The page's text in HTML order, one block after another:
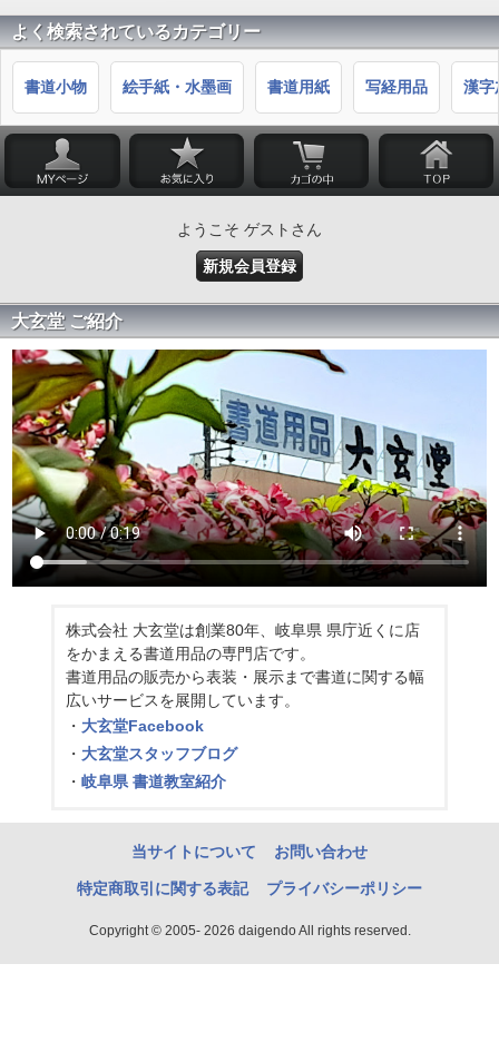
よく検索されているカテゴリー
書道小物 絵手紙・水墨画 書道用紙 写経用品 漢字
ようこそ ゲストさん
新規会員登録
大玄堂 ご紹介
株式会社 大玄堂は創業80年、岐阜県 県庁近くに店
をかまえる書道用品の専門店です。
書道用品の販売から表装・展示まで書道に関する幅
広いサービスを展開しています。
・ 大玄堂Facebook
・ 大玄堂スタッフブログ
・ 岐阜県 書道教室紹介
当サイトについて お問い合わせ
特定商取引に関する表記 プライバシーポリシー
Copyright © 2005- 2026 daigendo All rights reserved.